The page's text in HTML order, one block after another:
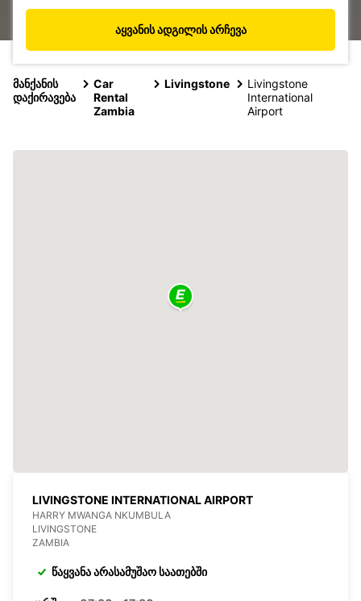
აყვანის ადგილის არჩევა
მანქანის
დაქირავება
Car
Rental
Zambia
Livingstone
Livingstone
International
Airport
LIVINGSTONE INTERNATIONAL AIRPORT
HARRY MWANGA NKUMBULA
LIVINGSTONE
ZAMBIA
წაყვანა არასამუშაო საათებში